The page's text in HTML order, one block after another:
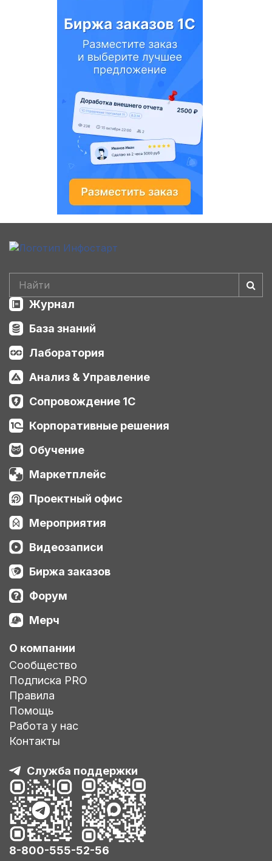
Журнал
База знаний
Лаборатория
Анализ & Управление
Сопровождение 1С
Корпоративные решения
Обучение
Маркетплейс
Проектный офис
Мероприятия
Видеозаписи
Биржа заказов
Форум
Мерч
О компании
Сообщество
Подписка PRO
Правила
Помощь
Работа у нас
Контакты
Служба поддержки
8-800-555-52-56